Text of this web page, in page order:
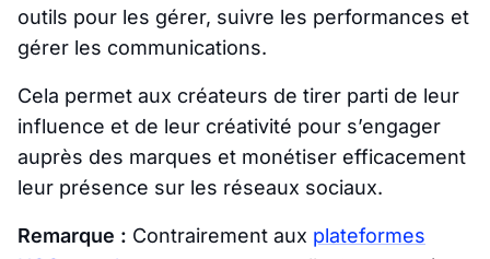
outils pour les gérer, suivre les performances et
gérer les communications.
Cela permet aux créateurs de tirer parti de leur
influence et de leur créativité pour s’engager
auprès des marques et monétiser efficacement
leur présence sur les réseaux sociaux.
Remarque : Contrairement aux plateformes